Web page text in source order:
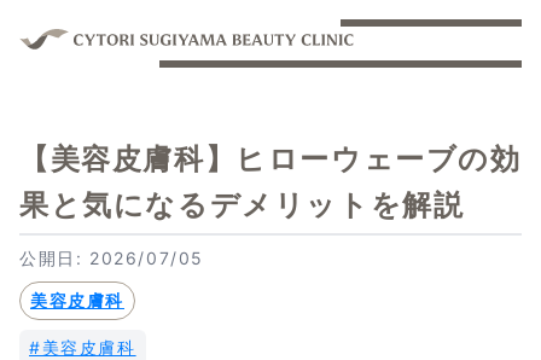
【美容皮膚科】ヒローウェーブの効
果と気になるデメリットを解説
公開日: 2026/07/05
美容皮膚科
#美容皮膚科